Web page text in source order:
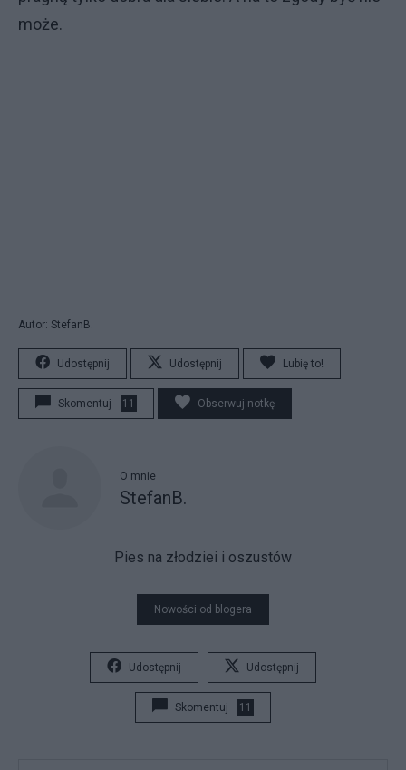
może.
Autor: StefanB.
Udostępnij Udostępnij Lubię to!
Skomentuj 11 Obserwuj notkę
O mnie
StefanB.
Pies na złodziei i oszustów
Nowości od blogera
Udostępnij Udostępnij
Skomentuj 11